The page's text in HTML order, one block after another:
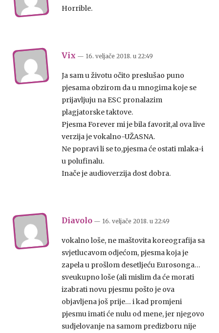
Horrible.
Vix — 16. veljače 2018. u 22:49
Ja sam u životu očito preslušao puno
pjesama obzirom da u mnogima koje se
prijavljuju na ESC pronalazim
plagjatorske taktove.
Pjesma Forever mi je bila favorit,al ova live
verzija je vokalno-UŽASNA.
Ne popravi li se to,pjesma će ostati mlaka-i
u polufinalu.
Inače je audioverzija dost dobra.
Diavolo — 16. veljače 2018. u 22:49
vokalno loše, ne maštovita koreografija sa
svjetlucavom odjećom, pjesma koja je
zapela u prošlom desetljeću Eurosonga…
sveukupno loše (ali mislim da će morati
izabrati novu pjesmu pošto je ova
objavljena još prije… i kad promjeni
pjesmu imati će nulu od mene, jer njegovo
sudjelovanje na samom predizboru nije